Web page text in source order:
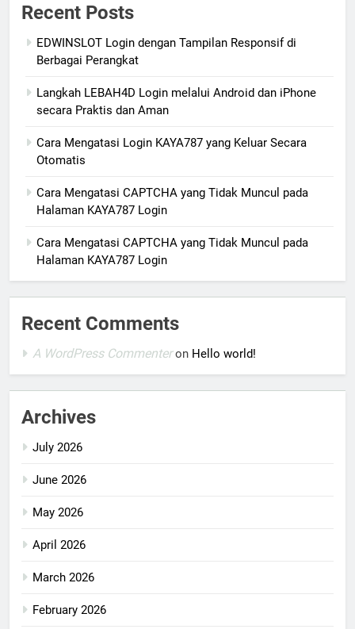
Recent Posts
EDWINSLOT Login dengan Tampilan Responsif di
Berbagai Perangkat
Langkah LEBAH4D Login melalui Android dan iPhone
secara Praktis dan Aman
Cara Mengatasi Login KAYA787 yang Keluar Secara
Otomatis
Cara Mengatasi CAPTCHA yang Tidak Muncul pada
Halaman KAYA787 Login
Cara Mengatasi CAPTCHA yang Tidak Muncul pada
Halaman KAYA787 Login
Recent Comments
A WordPress Commenteron Hello world!
Archives
July 2026
June 2026
May 2026
April 2026
March 2026
February 2026